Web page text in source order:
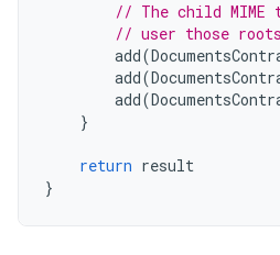
// The child
// user those
add(
add(
add(
}
return result
}